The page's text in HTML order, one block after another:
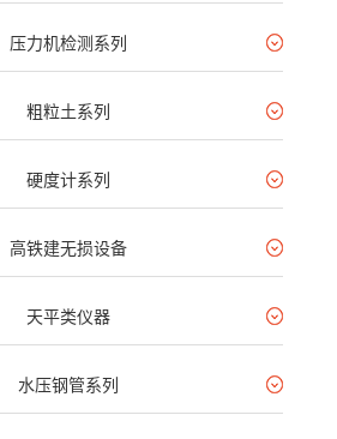
压力机检测系列
粗粒土系列
硬度计系列
高铁建无损设备
天平类仪器
水压钢管系列